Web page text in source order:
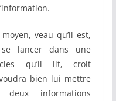
veau qu’il est,
lancer dans une
qu’il lit, croit
bien lui mettre
informations